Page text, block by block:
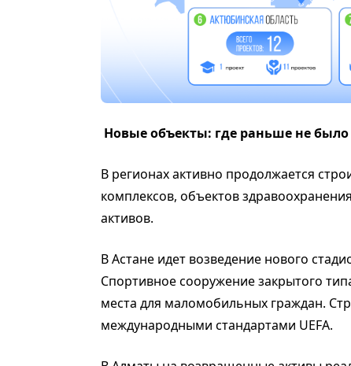
Новые объекты: где раньше не было
В регионах активно продолжается
комплексов, объектов
активов.
В Астане идет возведение нового
Спортивное сооружение закрытого
места для маломобильных граждан.
международными стандартами UEFA.